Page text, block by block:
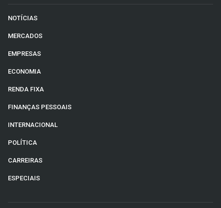
NOTÍCIAS
MERCADOS
EMPRESAS
ECONOMIA
RENDA FIXA
FINANÇAS PESSOAIS
INTERNACIONAL
POLÍTICA
CARREIRAS
ESPECIAIS